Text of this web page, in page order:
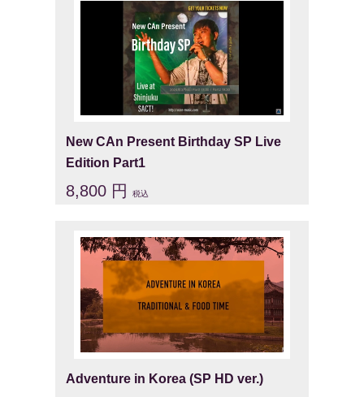
New CAn Present Birthday SP Live
Edition Part1
8,800 円税込
Adventure in Korea (SP HD ver.)